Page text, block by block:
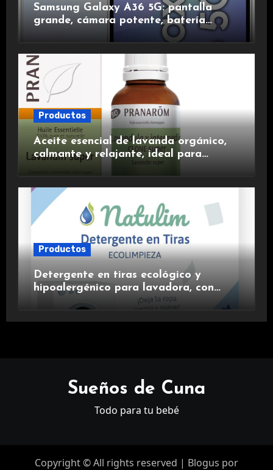
Samsung Galaxy A36 5G: pantalla
grande, cámara potente, batería
duradera y carga rápida para una
experiencia premium.
Productos
Aceite esencial de lavanda orgánico,
calmante y relajante, ideal para
Productos
Detergente en tiras ecológico y
hipoalergénico para lavadora, con
suavizante incluido y fragancia de
Sueños de Cuna
Todo para tu bebé
Copyright © All rights reserved | Blogus por